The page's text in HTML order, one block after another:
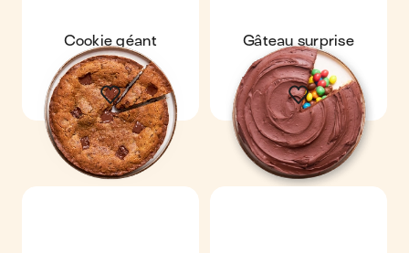
Cookie géant Gâteau surprise